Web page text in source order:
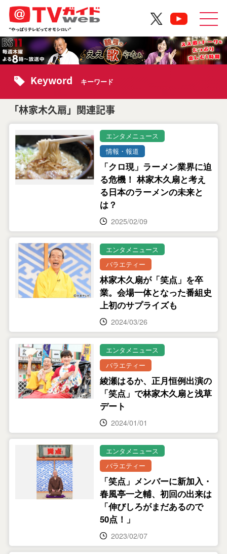
Keyword キーワード
「林家木久扇」関連記事
エンタメニュース
情報・報道
「クロ現」ラーメン業界に迫
る危機！ 林家木久扇と考え
る日本のラーメンの未来と
は？
2025/02/09
エンタメニュース
バラエティー
林家木久扇が「笑点」を卒
業。会場一体となった番組史
上初のサプライズも
2024/03/26
エンタメニュース
バラエティー
綾瀬はるか、正月恒例出演の
「笑点」で林家木久扇と浅草
デート
2024/01/01
エンタメニュース
バラエティー
「笑点」メンバーに新加入・
春風亭一之輔、初回の出来は
「伸びしろがまだあるので
50点！」
2023/02/07